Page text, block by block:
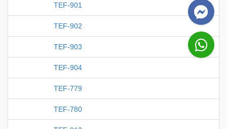
TEF-901
TEF-902
TEF-903
TEF-904
TEF-779
TEF-780